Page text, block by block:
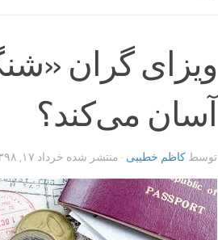
ویزای گران
آسان می‌کند؟
توسط کاظم خطیبی · منتشر شده خرداد ۱۷, ۱۳۹۸